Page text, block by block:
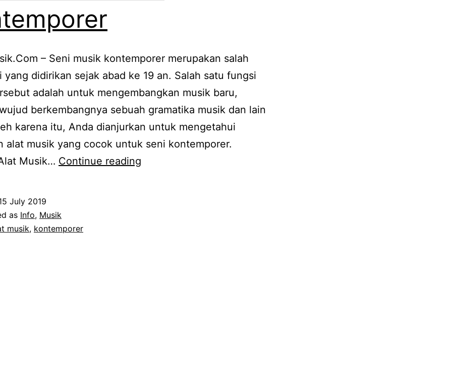
– Seni musik kontemporer merupakan salah
yang didirikan sejak abad ke 19 an. Salah satu fungsi
adalah untuk mengembangkan musik baru,
berkembangnya sebuah gramatika musik dan lain
karena itu, Anda dianjurkan untuk mengetahui
alat musik yang cocok untuk seni kontemporer.
Musik… Continue reading
July 2019
as Info, Musik
musik, kontemporer